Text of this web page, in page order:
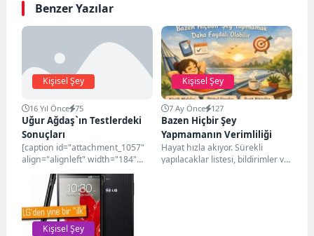
Benzer Yazılar
Kişisel Şey
16 Yıl Önce 75
Uğur Ağdaş`ın Testlerdeki
Sonuçları
[caption id="attachment_1057"
align="alignleft" width="184"
caption="Ugur"][/caption]
Karşılık Bekleyenler denmisiniz
Testindeki Sonucum Beklemez
İyilik yapıp denize
atanlardansınız....
Kişisel Şey
7 Ay Önce 127
Bazen Hiçbir Şey
Yapmamanın Verimliliği
Hayat hızla akıyor. Sürekli
yapılacaklar listesi, bildirimler ve
Kişisel Şey